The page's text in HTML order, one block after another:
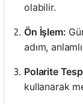
olabilir.
Ön İşlem:
adım,
Polarite
kullanarak